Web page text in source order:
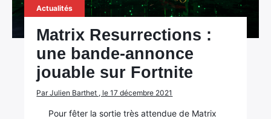
Actualités
Matrix Resurrections :
une bande-annonce
jouable sur Fortnite
Par Julien Barthet , le 17 décembre 2021
Pour fêter la sortie très attendue de Matrix